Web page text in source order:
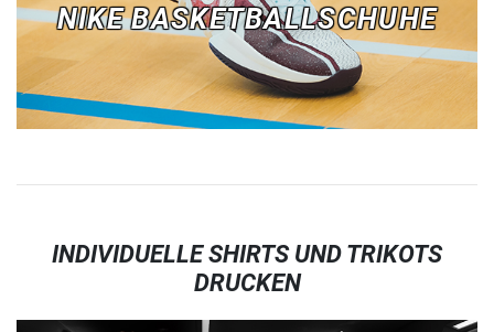
NIKE BASKETBALLSCHUHE
INDIVIDUELLE SHIRTS UND TRIKOTS
DRUCKEN